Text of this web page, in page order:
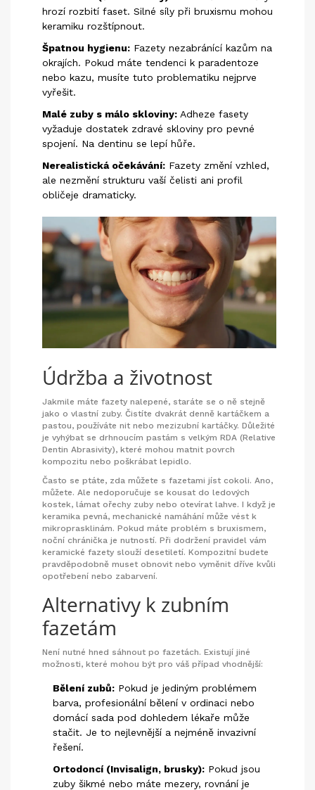
hrozí rozbití faset. Silné síly při bruxismu mohou
keramiku rozštípnout.
Špatnou hygienu: Fazety nezabránící kazům na
okrajích. Pokud máte tendenci k paradentoze
nebo kazu, musíte tuto problematiku nejprve
vyřešit.
Malé zuby s málo skloviny: Adheze fasety
vyžaduje dostatek zdravé skloviny pro pevné
spojení. Na dentinu se lepí hůře.
Nerealistická očekávání: Fazety změní vzhled,
ale nezmění strukturu vaší čelisti ani profil
obličeje dramaticky.
Údržba a životnost
Jakmile máte fazety nalepené, staráte se o ně stejně
jako o vlastní zuby. Čistíte dvakrát denně kartáčkem a
pastou, používáte nit nebo mezizubní kartáčky. Důležité
je vyhýbat se drhnoucím pastám s velkým RDA (Relative
Dentin Abrasivity), které mohou matnit povrch
kompozitu nebo poškrábat lepidlo.
Často se ptáte, zda můžete s fazetami jíst cokoli. Ano,
můžete. Ale nedoporučuje se kousat do ledových
kostek, lámat ořechy zuby nebo otevírat lahve. I když je
keramika pevná, mechanické namáhání může vést k
mikroprasklinám. Pokud máte problém s bruxismem,
noční chránička je nutností. Při dodržení pravidel vám
keramické fazety slouží desetiletí. Kompozitní budete
pravděpodobně muset obnovit nebo vyměnit dříve kvůli
opotřebení nebo zabarvení.
Alternativy k zubním
fazetám
Není nutné hned sáhnout po fazetách. Existují jiné
možnosti, které mohou být pro váš případ vhodnější:
Bělení zubů: Pokud je jediným problémem
barva, profesionální bělení v ordinaci nebo
domácí sada pod dohledem lékaře může
stačit. Je to nejlevnější a nejméně invazivní
řešení.
Ortodoncí (Invisalign, brusky): Pokud jsou
zuby šikmé nebo máte mezery, rovnání je